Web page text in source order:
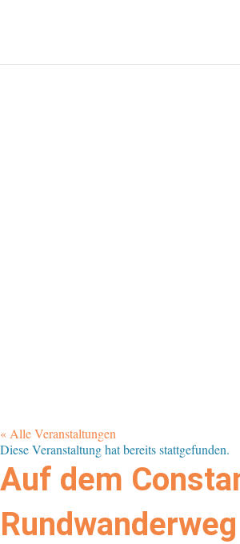
« Alle Veranstaltungen
Diese Veranstaltung hat bereits stattgefunden.
Auf dem
Rundwanderweg